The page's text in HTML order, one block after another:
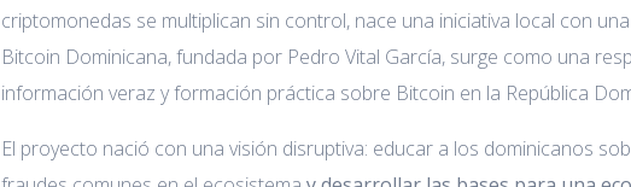
criptomonedas se multiplican sin control, nace una iniciativa local con
Bitcoin Dominicana, fundada por Pedro Vital García, surge como una
información veraz y formación práctica sobre Bitcoin en la República
El proyecto nació con una visión disruptiva: educar a los dominicanos